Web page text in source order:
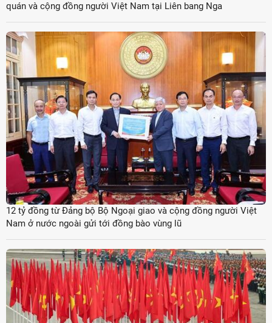
quán và cộng đồng người Việt Nam tại Liên bang Nga
12 tỷ đồng từ Đảng bộ Bộ Ngoại giao và cộng đồng người Việt
Nam ở nước ngoài gửi tới đồng bào vùng lũ